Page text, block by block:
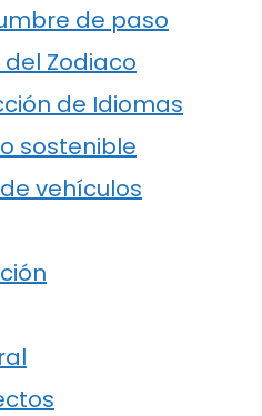
de paso
Zodiaco
de Idiomas
sostenible
vehículos